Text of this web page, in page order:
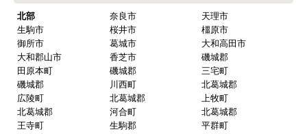
北部 奈良市
天理市
生駒市
桜井市
橿原市
御所市
葛城市
大和高田市
大和郡山市
香芝市
磯城郡
田原本町
磯城郡
三宅町
磯城郡
川西町
北葛城郡
広陵町
北葛城郡
上牧町
北葛城郡
河合町
北葛城郡
王寺町
生駒郡
平群町